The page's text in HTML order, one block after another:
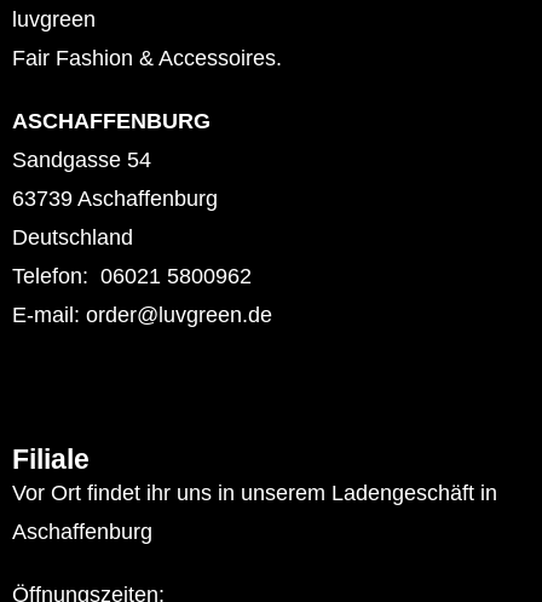
luvgreen
Fair Fashion & Accessoires.
ASCHAFFENBURG
Sandgasse 54
63739 Aschaffenburg
Deutschland
Telefon: 06021 5800962
E-mail: order@luvgreen.de
Filiale
Vor Ort findet ihr uns in unserem Ladengeschäft in
Aschaffenburg
Öffnungszeiten: